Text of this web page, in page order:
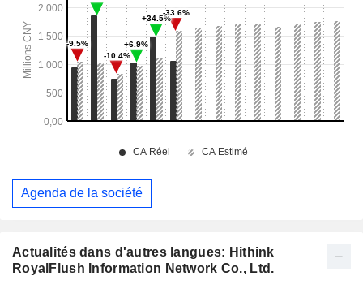
Actualités dans d'autres langues: Hithink
RoyalFlush Information Network Co., Ltd.
Agenda de la société